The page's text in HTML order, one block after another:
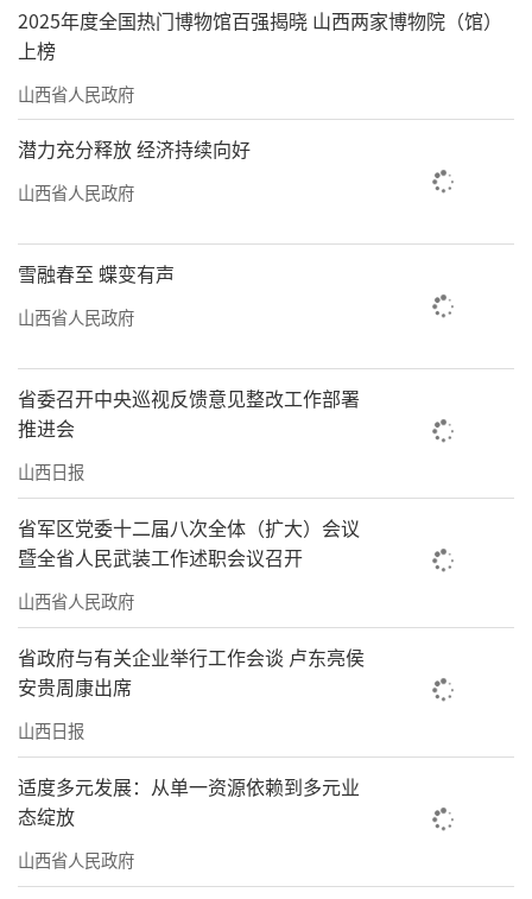
2025年度全国热门博物馆百强揭晓 山西两家博物院（馆）
上榜
山西省人民政府
潜力充分释放 经济持续向好
山西省人民政府
雪融春至 蝶变有声
山西省人民政府
省委召开中央巡视反馈意见整改工作部署
推进会
山西日报
省军区党委十二届八次全体（扩大）会议
暨全省人民武装工作述职会议召开
山西省人民政府
省政府与有关企业举行工作会谈 卢东亮侯
安贵周康出席
山西日报
适度多元发展：从单一资源依赖到多元业
态绽放
山西省人民政府